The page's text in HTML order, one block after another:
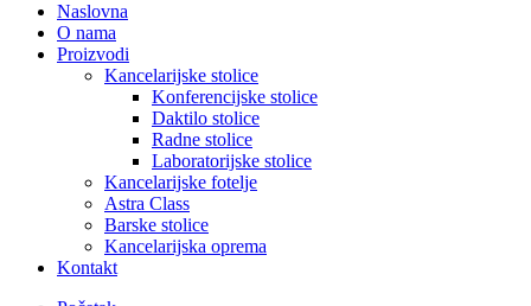
Naslovna
O nama
Proizvodi
Kancelarijske stolice
Konferencijske stolice
Daktilo stolice
Radne stolice
Laboratorijske stolice
Kancelarijske fotelje
Astra Class
Barske stolice
Kancelarijska oprema
Kontakt